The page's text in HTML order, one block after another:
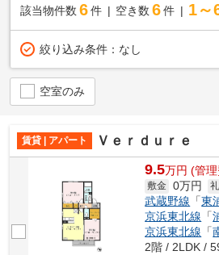
該当物件数 6件 空き数 6 件 1～
絞り込み条件： なし
空室のみ
賃貸 | アパート Ｖｅｒｄｕｒｅ
9.5万円 (管
敷金 0万円
武蔵野線 「東
京浜東北線 「
京浜東北線 「
2階 / 2LDK /